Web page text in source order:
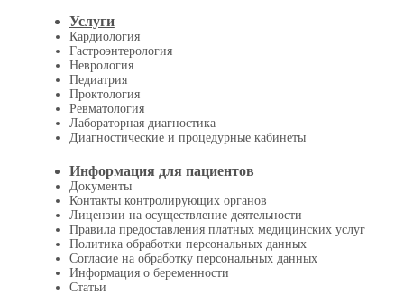
Услуги
Кардиология
Гастроэнтерология
Неврология
Педиатрия
Проктология
Ревматология
Лабораторная диагностика
Диагностические и процедурные кабинеты
Информация для пациентов
Документы
Контакты контролирующих органов
Лицензии на осуществление деятельности
Правила предоставления платных медицинских услуг
Политика обработки персональных данных
Согласие на обработку персональных данных
Информация о беременности
Статьи